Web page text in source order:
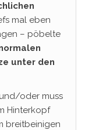
mal eben
– pöbelte
unter den
oder muss
Hinterkopf
breitbeinigen